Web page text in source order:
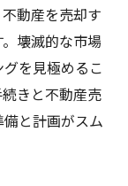
動産を売却す
壊滅的な市場
を見極めるこ
きと不動産売
と計画がスム